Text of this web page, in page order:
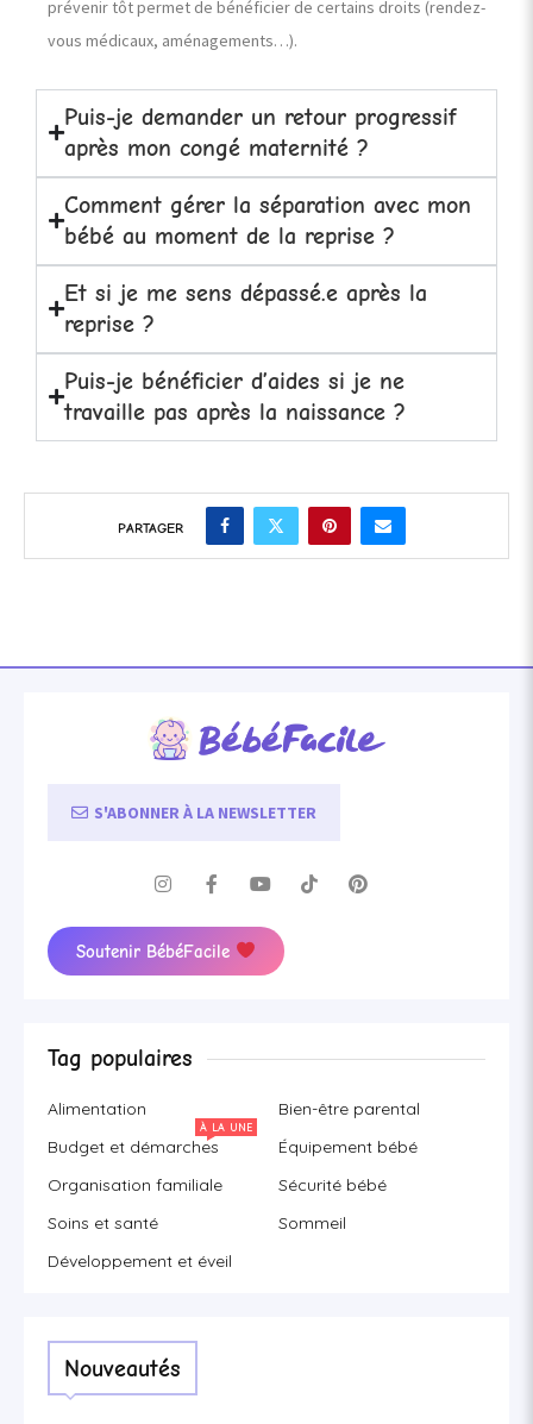
prévenir tôt permet de bénéficier de certains droits (rendez-
vous médicaux, aménagements…).
Puis-je demander un retour progressif
après mon congé maternité ?
Comment gérer la séparation avec mon
bébé au moment de la reprise ?
Et si je me sens dépassé.e après la
reprise ?
Puis-je bénéficier d’aides si je ne
travaille pas après la naissance ?
PARTAGER
S'ABONNER À LA NEWSLETTER
Soutenir BébéFacile
Tag populaires
Alimentation
Bien-être parental
Budget et démarches
À LA UNE
Équipement bébé
Organisation familiale
Sécurité bébé
Soins et santé
Sommeil
Développement et éveil
Nouveautés